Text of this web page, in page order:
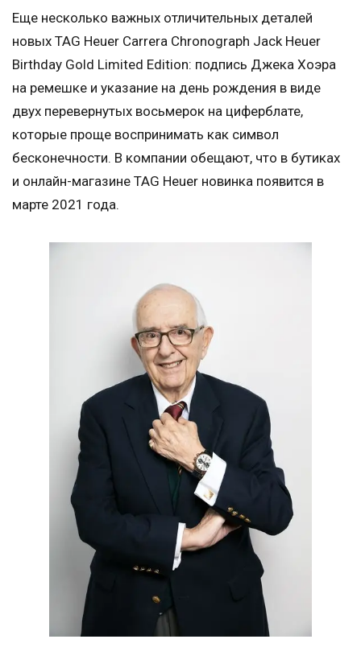
Еще несколько важных отличительных деталей
новых TAG Heuer Carrera Chronograph Jack Heuer
Birthday Gold Limited Edition: подпись Джека Хоэра
на ремешке и указание на день рождения в виде
двух перевернутых восьмерок на циферблате,
которые проще воспринимать как символ
бесконечности. В компании обещают, что в бутиках
и онлайн-магазине TAG Heuer новинка появится в
марте 2021 года.